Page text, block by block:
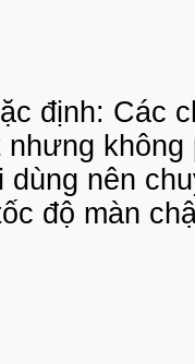
định: Các
dùng nên
độ màn